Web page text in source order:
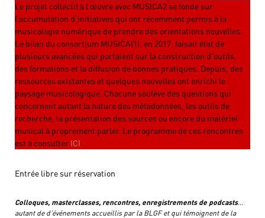
Le projet collectif à l’œuvre avec MUSICA2 se fonde sur
l’accumulation d’initiatives qui ont récemment permis à la
musicologie numérique de prendre des orientations nouvelles.
Le bilan du consortium MUSICA(1), en 2017, faisait état de
plusieurs avancées qui portaient sur la construction d’outils,
des formations et la diffusion de bonnes pratiques. Depuis, des
ressources existantes et quelques nouvelles ont enrichi le
paysage musicologique. Chacune soulève des questions qui
concernent autant la nature des métadonnées, les outils de
recherche, la présentation des sources ou encore du matériel
musical à proprement parler. Le programme de ces rencontres
est à consulter ICI
Entrée libre sur réservation
Colloques, masterclasses, rencontres, enregistrements de podcasts…
autant de d’événements accueillis par la BLGF et qui témoignent de la